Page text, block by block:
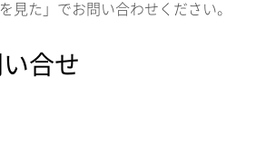
見た」 でお問い合わせください。
合せ